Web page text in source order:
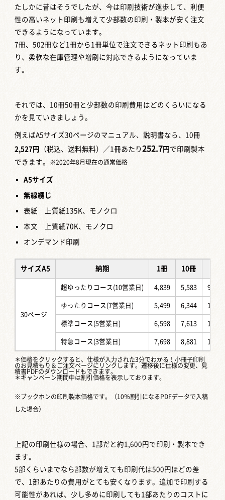
たしかに昔はそうでしたが、今は印刷技術が進歩して、利便
性の高いネット印刷も増えて少部数の印刷・製本が安く注文
できるようになっています。
7冊、502冊など1冊から1冊単位で注文できるネット印刷もあ
り、柔軟な在庫管理や増刷に対応できるようになっていま
す。
それでは、10冊50冊と少部数の印刷費用はどのくらいになる
かを見ていきましょう。
例えばA5サイズ30ページのマニュアル、説明書なら、10冊
2,527円
（税込、送料無料）／1冊あたり 252.7円 で印刷製本
できます。
※2020年8月現在の通常価格
A5サイズ
無線綴じ
表紙 上質紙135K、モノクロ
本文 上質紙70K、モノクロ
オンデマンド印刷
サイズA5 納期 1冊 10冊
30ページ
超ゆったりコース(10営業日) 4,839 5,583 9,407
ゆったりコース(7営業日) 5,499 6,344
標準コース(5営業日) 6,598 7,613
特急コース(3営業日) 7,698 8,881
＊価格をクリックすると、仕様が入力された3分でわかる！小冊子印刷
のお見積もり＆ご注文ページにリンクします。遷移後に仕様の変更、見
積書PDFのダウンロードもできます。
＊キャンペーン期間中は割引価格を表示しております。
※ブックホンの印刷製本価格です。（10％割引になるPDFデータで入稿
した場合）
上記の印刷仕様の場合、1部だと約1,600円で印刷・製本でき
ます。
5部くらいまでなら部数が増えても印刷代は500円ほどの差
で、1部あたりの費用がとても安くなります。追加で印刷する
可能性があれば、少し多めに印刷しても1部あたりのコストに